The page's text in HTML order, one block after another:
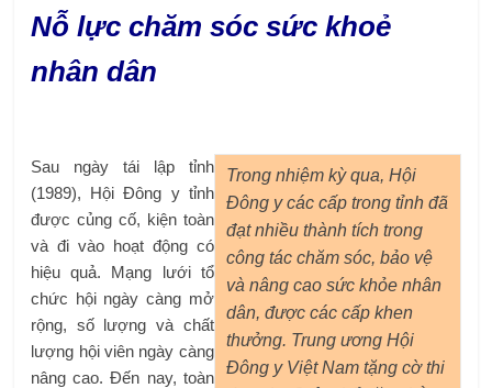
Nỗ lực chăm sóc sức khoẻ
nhân dân
Trong nhiệm kỳ qua, Hội
Đông y các cấp trong tỉnh đã
đạt nhiều thành tích trong
công tác chăm sóc, bảo vệ
và nâng cao sức khỏe nhân
dân, được các cấp khen
thưởng. Trung ương Hội
Đông y Việt Nam tặng cờ thi
Sau ngày tái lập tỉnh
(1989), Hội Đông y tỉnh
được củng cố, kiện toàn
và đi vào hoạt động có
hiệu quả. Mạng lưới tổ
chức hội ngày càng mở
rộng, số lượng và chất
lượng hội viên ngày càng
nâng cao. Đến nay, toàn